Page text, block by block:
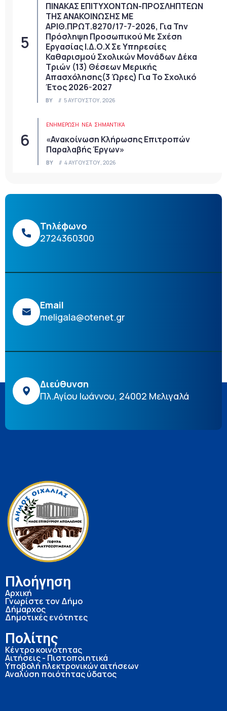
ΠΙΝΑΚΑΣ ΕΠΙΤΥΧΟΝΤΩΝ-ΠΡΟΣΛΗΠΤΕΩΝ
ΤΗΣ ΑΝΑΚΟΙΝΩΣΗΣ ΜΕ
ΑΡΙΘ.ΠΡΩΤ.8270/17-7-2026, Για Την
Πρόσληψη Προσωπικού Με Σχέση
Εργασίας Ι.Δ.Ο.Χ Σε Υπηρεσίες
Καθαρισμού Σχολικών Μονάδων Δέκα
Τριών (13) Θέσεων Μερικής
Απασχόλησης(3 Ώρες) Για Το Σχολικό
Έτος 2026-2027
BY 5 ΑΥΓΟΎΣΤΟΥ, 2026
ΕΝΗΜΕΡΩΣΗ ΝΈΑ ΣΗΜΑΝΤΙΚΆ
«Ανακοίνωση Κλήρωσης Επιτροπών
Παραλαβής Έργων»
BY 4 ΑΥΓΟΎΣΤΟΥ, 2026
Τηλέφωνο
2724360300
Email
meligala@otenet.gr
Διεύθυνση
Πλ.Αγίου Ιωάννου, 24002 Μελιγαλά
Πλοήγηση
Αρχική
Γνωρίστε τον Δήμο
Δήμαρχος
Δημοτικές ενότητες
Πολίτης
Κέντρο κοινότητας
Αιτήσεις - Πιστοποιητικά
Υποβολή ηλεκτρονικών αιτήσεων
Αναλύση ποιότητας ύδατος